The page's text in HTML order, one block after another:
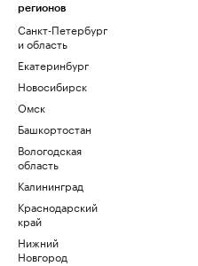
регионов
Санкт-Петербург
и область
Екатеринбург
Новосибирск
Омск
Башкортостан
Вологодская
область
Калининград
Краснодарский
край
Нижний
Новгород